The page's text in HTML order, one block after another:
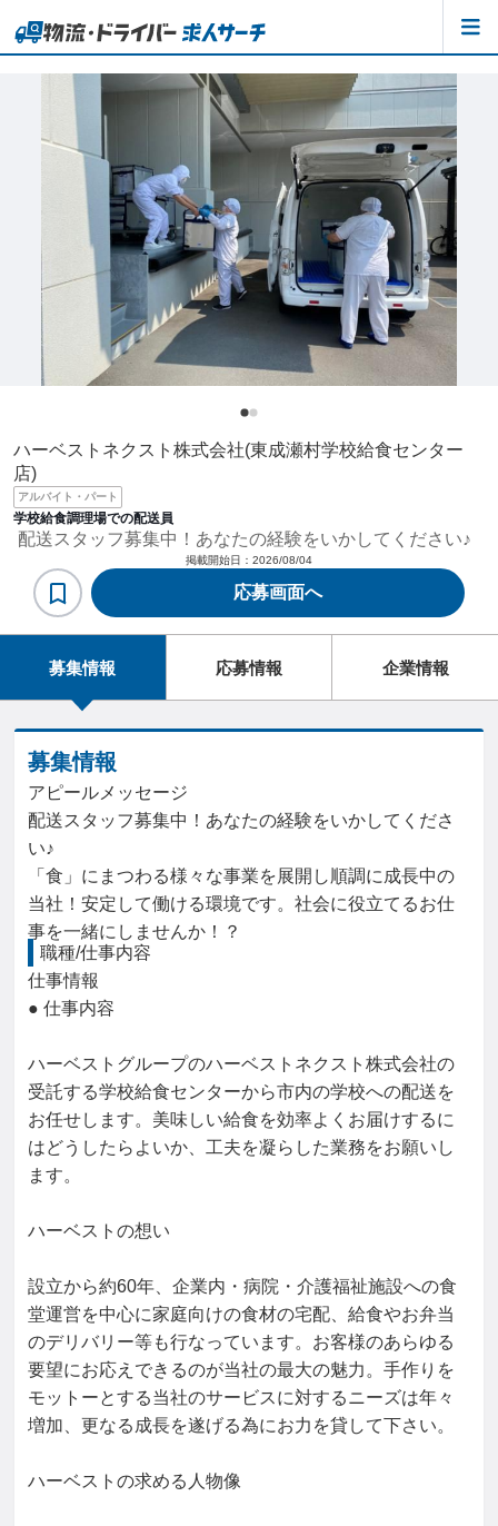
ハーベストネクスト株式会社(東成瀬村学校給食センター
店)
アルバイト・パート
学校給食調理場での配送員
配送スタッフ募集中！あなたの経験をいかしてください♪
掲載開始日： 2026/08/04
応募画面へ
募集情報 応募情報 企業情報
募集情報
アピールメッセージ
配送スタッフ募集中！あなたの経験をいかしてくださ
い♪
「食」にまつわる様々な事業を展開し順調に成⾧中の
当社！安定して働ける環境です。社会に役立てるお仕
事を一緒にしませんか！？
職種/仕事内容
仕事情報
● 仕事内容
ハーベストグループのハーベストネクスト株式会社の
受託する学校給食センターから市内の学校への配送を
お任せします。美味しい給食を効率よくお届けするに
はどうしたらよいか、工夫を凝らした業務をお願いし
ます。
ハーベストの想い
設立から約60年、企業内・病院・介護福祉施設への食
堂運営を中心に家庭向けの食材の宅配、給食やお弁当
のデリバリー等も行なっています。お客様のあらゆる
要望にお応えできるのが当社の最大の魅力。手作りを
モットーとする当社のサービスに対するニーズは年々
増加、更なる成⾧を遂げる為にお力を貸して下さい。
ハーベストの求める人物像